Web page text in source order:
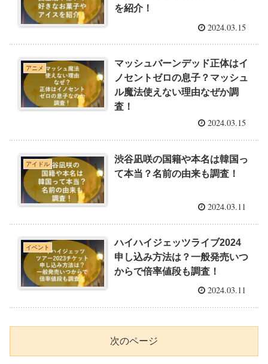
を紹介！
2024.03.15
アニメ
マッシュバーンデッド正体はイ
ノセントゼロの息子？マッシュ
ル魔法使えない理由なぜか調
査！
2024.03.15
アイドル
渋谷凪咲の国籍や本名は韓国っ
て本当？名前の由来も調査！
2024.03.11
イベント
ハイハイジェッツライブ2024
申し込み方法は？一般発売いつ
からで倍率値段も調査！
2024.03.11
次のページ